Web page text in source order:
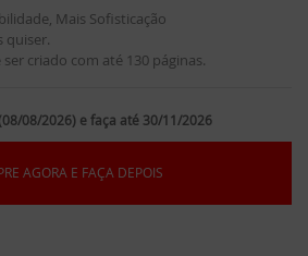
Mais Sofisticação
quiser.
criado com até 130 páginas.
08/2026) e faça até 30/11/2026
AGORA E FAÇA DEPOIS